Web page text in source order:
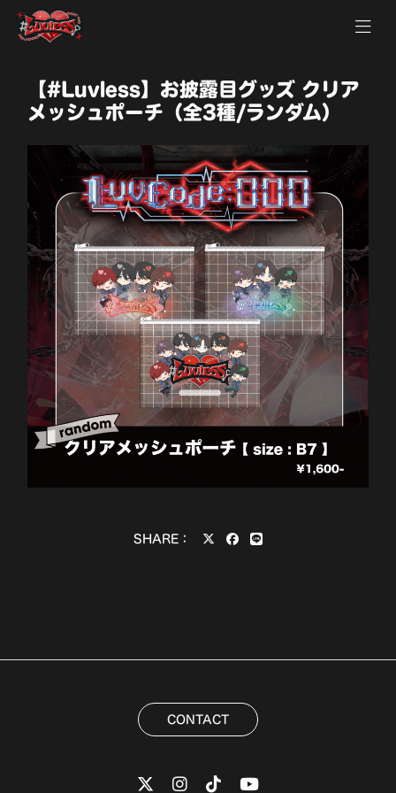
【#Luvless】お披露目グッズ クリア
メッシュポーチ（全3種/ランダム）
SHARE：
CONTACT